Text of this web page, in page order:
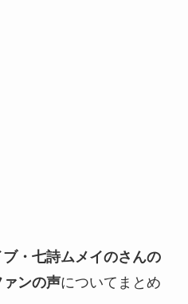
・七詩ムメイのさんの
ンの声についてまとめ